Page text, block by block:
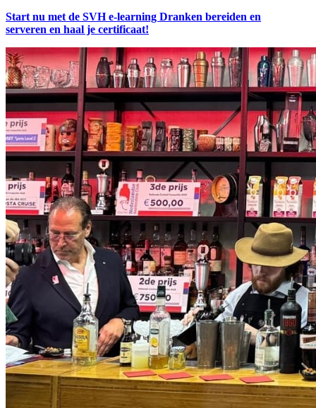
Start nu met de SVH e-learning Dranken bereiden en
serveren en haal je certificaat!